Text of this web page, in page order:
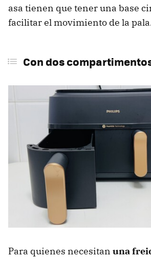
asa tienen que tener una base
facilitar el movimiento de la
Con dos
Para quienes necesitan una